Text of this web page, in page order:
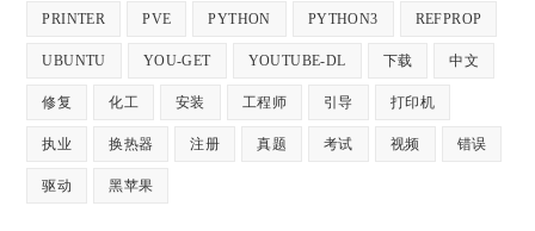
PRINTER PVE PYTHON PYTHON3 REFPROP
UBUNTU YOU-GET YOUTUBE-DL 下载 中文
修复 化工 安装 工程师 引导 打印机
执业 换热器 注册 真题 考试 视频 错误
驱动 黑苹果